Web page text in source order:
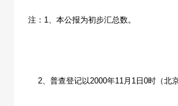
注：1、本公报为初步汇总数。
2、普查登记以2000年11月1日0时（北